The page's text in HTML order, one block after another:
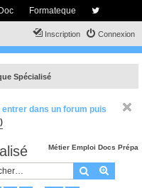
Doc Formateque
Connexion
Inscription
Spécialisé
dans un forum puis
Métier Emploi Docs Prépa
Rechercher